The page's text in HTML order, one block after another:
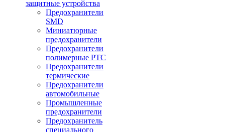
защитные устройства
Предохранители
SMD
Миниатюрные
предохранители
Предохранители
полимерные PTC
Предохранители
термические
Предохранители
автомобильные
Промышленные
предохранители
Предохранитель
специального